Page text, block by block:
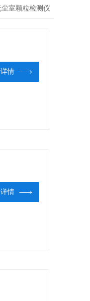
尘室颗粒检测仪
情
情